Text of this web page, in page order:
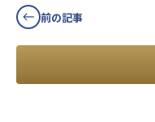
前の記事